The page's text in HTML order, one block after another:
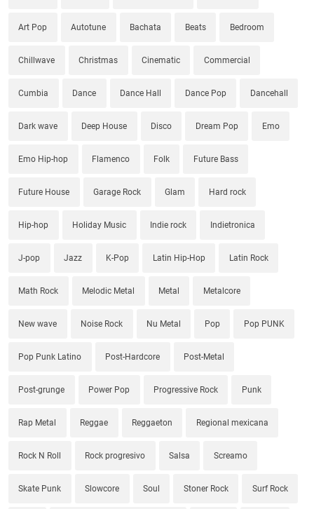
Art Pop Autotune Bachata Beats Bedroom
Chillwave Christmas Cinematic Commercial
Cumbia Dance Dance Hall Dance Pop Dancehall
Dark wave Deep House Disco Dream Pop Emo
Emo Hip-hop Flamenco Folk Future Bass
Future House Garage Rock Glam Hard rock
Hip-hop Holiday Music Indie rock Indietronica
J-pop Jazz K-Pop Latin Hip-Hop Latin Rock
Math Rock Melodic Metal Metal Metalcore
New wave Noise Rock Nu Metal Pop Pop PUNK
Pop Punk Latino Post-Hardcore Post-Metal
Post-grunge Power Pop Progressive Rock Punk
Rap Metal Reggae Reggaeton Regional mexicana
Rock N Roll Rock progresivo Salsa Screamo
Skate Punk Slowcore Soul Stoner Rock Surf Rock